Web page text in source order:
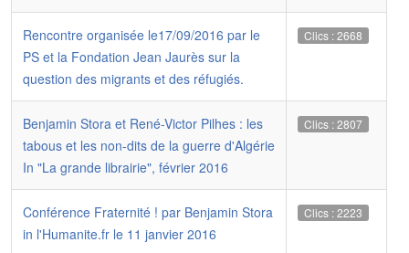
Rencontre organisée le17/09/2016 par le
PS et la Fondation Jean Jaurès sur la
question des migrants et des réfugiés.
Clics : 2668
Benjamin Stora et René-Victor Pilhes : les
tabous et les non-dits de la guerre d'Algérie
In "La grande librairie", février 2016
Clics : 2807
Conférence Fraternité ! par Benjamin Stora
in l'Humanite.fr le 11 janvier 2016
Clics : 2223